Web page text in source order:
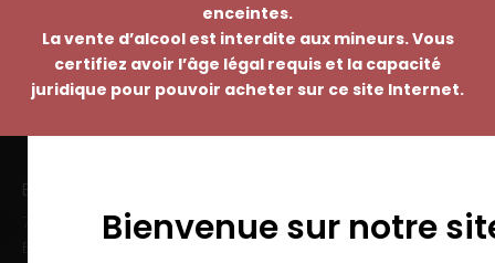
enceintes.
La vente d’alcool est interdite aux mineurs. Vous
certifiez avoir l’âge légal requis et la capacité
juridique pour pouvoir acheter sur ce site Internet.
Bienvenue sur notre
EMMANUEL NASTI
7 avenue Pierre Pflimlin – ZAC Espale